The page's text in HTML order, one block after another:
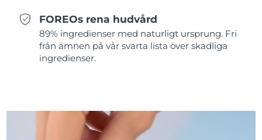
FOREOs rena hudvård
89% ingredienser med naturligt ursprung. Fri
från ämnen på vår svarta lista över skadliga
ingredienser.
Spanien Förväntad leverans
Sverige Förväntad leverans8/8/26
Förväntad leverans